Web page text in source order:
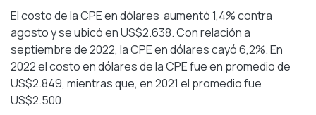
El costo de la CPE en dólares aumentó 1,4% contra
agosto y se ubicó en US$2.638. Con relación a
septiembre de 2022, la CPE en dólares cayó 6,2%. En
2022 el costo en dólares de la CPE fue en promedio de
US$2.849, mientras que, en 2021 el promedio fue
US$2.500.